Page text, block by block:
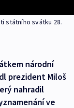
státního svátku 28.
národní
prezident Miloš
nahradil
ve